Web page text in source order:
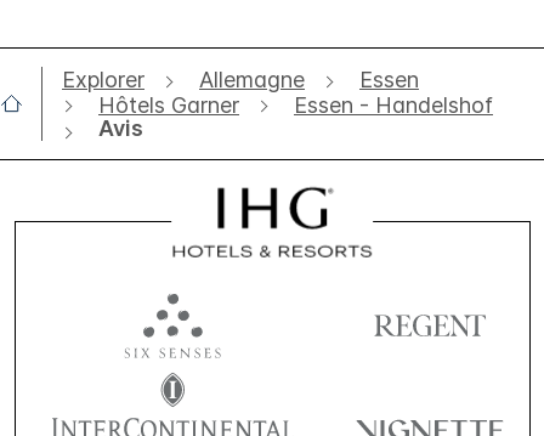
Explorer Allemagne
Essen
Hôtels Garner
Essen - Handelshof
Avis